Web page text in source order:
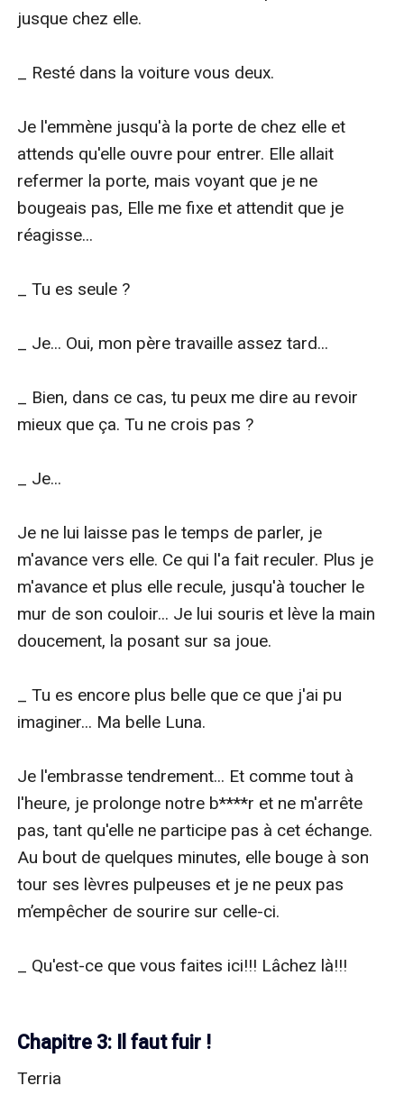
jusque chez elle.
_ Resté dans la voiture vous deux.
Je l'emmène jusqu'à la porte de chez elle et
attends qu'elle ouvre pour entrer. Elle allait
refermer la porte, mais voyant que je ne
bougeais pas, Elle me fixe et attendit que je
réagisse...
_ Tu es seule ?
_ Je... Oui, mon père travaille assez tard...
_ Bien, dans ce cas, tu peux me dire au revoir
mieux que ça. Tu ne crois pas ?
_ Je...
Je ne lui laisse pas le temps de parler, je
m'avance vers elle. Ce qui l'a fait reculer. Plus je
m'avance et plus elle recule, jusqu'à toucher le
mur de son couloir... Je lui souris et lève la main
doucement, la posant sur sa joue.
_ Tu es encore plus belle que ce que j'ai pu
imaginer... Ma belle Luna.
Je l'embrasse tendrement... Et comme tout à
l'heure, je prolonge notre b****r et ne m'arrête
pas, tant qu'elle ne participe pas à cet échange.
Au bout de quelques minutes, elle bouge à son
tour ses lèvres pulpeuses et je ne peux pas
m’empêcher de sourire sur celle-ci.
_ Qu'est-ce que vous faites ici!!! Lâchez là!!!
Chapitre 3: Il faut fuir !
Terria